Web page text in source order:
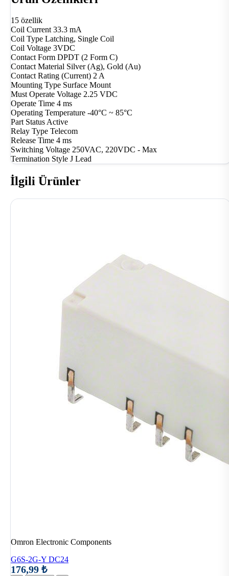
15 özellik
Coil Current 33.3 mA
Coil Type Latching, Single Coil
Coil Voltage 3VDC
Contact Form DPDT (2 Form C)
Contact Material Silver (Ag), Gold (Au)
Contact Rating (Current) 2 A
Mounting Type Surface Mount
Must Operate Voltage 2.25 VDC
Operate Time 4 ms
Operating Temperature -40°C ~ 85°C
Part StatusActive
Relay Type Telecom
Release Time 4 ms
Switching Voltage 250VAC, 220VDC - Max
Termination Style J Lead
İlgili Ürünler
Omron Electronic Components
G6S-2G-Y DC24
176,99 ₺